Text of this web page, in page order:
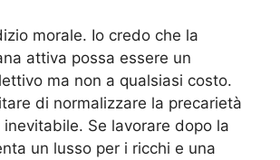
morale. Io credo che la
attiva possa essere un
ma non a qualsiasi costo.
di normalizzare la precarietà
Se lavorare dopo la
un lusso per i ricchi e una